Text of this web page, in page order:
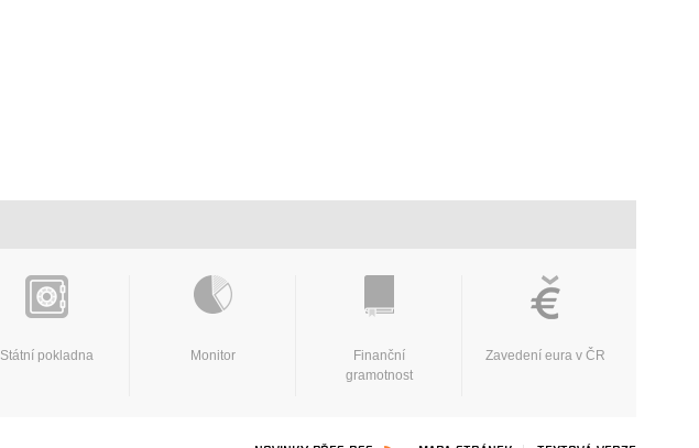
Státní pokladna Monitor
Finanční
gramotnost
Zavedení eura v ČR